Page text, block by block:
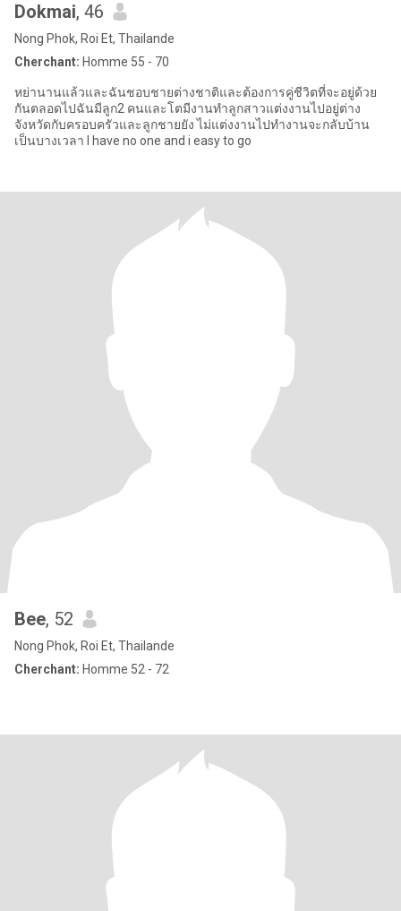
Dokmai, 46
Nong Phok, Roi Et, Thailande
Cherchant: Homme 55 - 70
หย่านานแล้วและฉันชอบชายต่างชาติและต้องการคู่ชีวิตที่จะอยู่ด้วย
กันตลอดไปฉันมีลูก2 คนและโตมีงานทำลูกสาวแต่งงานไปอยู่ต่าง
จังหวัดกับครอบครัวและลูกชายยัง ไม่แต่งงานไปทำงานจะกลับบ้าน
เป็นบางเวลา I have no one and i easy to go
Bee, 52
Nong Phok, Roi Et, Thailande
Cherchant: Homme 52 - 72